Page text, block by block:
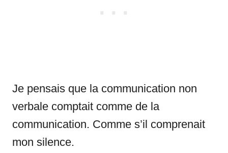
Je pensais que la communication non
verbale comptait comme de la
communication. Comme s’il comprenait
mon silence.